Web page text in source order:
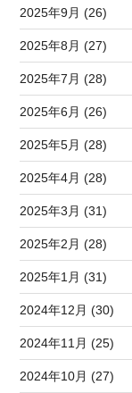
2025年9月 (26)
2025年8月 (27)
2025年7月 (28)
2025年6月 (26)
2025年5月 (28)
2025年4月 (28)
2025年3月 (31)
2025年2月 (28)
2025年1月 (31)
2024年12月 (30)
2024年11月 (25)
2024年10月 (27)